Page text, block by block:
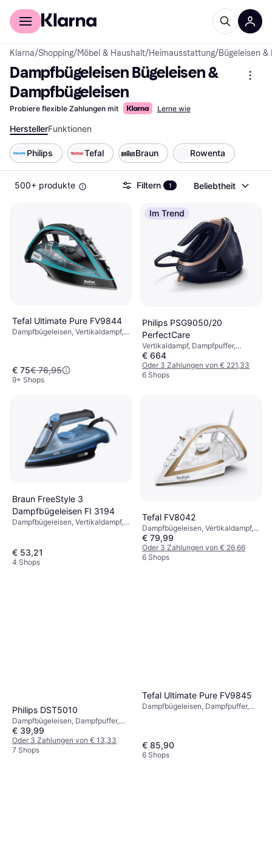
Für Shopper
Klarna/Shopping/Möbel & Haushalt/Heimausstattung/Bügeleisen
Dampfbügeleisen Bügeleisen &
Dampfbügeleisen
Probiere flexible Zahlungen mit Lerne wie
HerstellerFunktionen
Philips Tefal Braun Rowenta
500+ produkte Filtern 1 Beliebtheit
Tefal Ultimate Pure FV9844
Dampfbügeleisen, Vertikaldampf,
Dampfkapazität: 250g, 350 ml 15.1
cm 16.3 cm
€ 75€ 76,95
9+ Shops
Im Trend
Philips PSG9050/20
PerfectCare
Vertikaldampf, Dampfpuffer,
Abschaltautomatik
€ 664
Oder 3 Zahlungen von € 221,33
6 Shops
Braun FreeStyle 3
Dampfbügeleisen FI 3194
Dampfbügeleisen, Vertikaldampf,
Abschaltautomatik, 2400 W,
Dampfkapazität: 45g, 270 ml 32.2
€ 53,21
4 Shops
Tefal FV8042
Dampfbügeleisen, Vertikaldampf,
Dampfpuffer, Sprüher,
Abschaltautomatik, 2900 W,
Dampfkapazität: 50g, 270 ml 13.5
€ 79,99
Oder 3 Zahlungen von € 26,66
6 Shops
Philips DST5010
Dampfbügeleisen, Dampfpuffer,
Sprüher, 2400 W, Dampfkapazität:
40g, 320 ml 31.2 cm 14.7 cm
€ 39,99
Oder 3 Zahlungen von € 13,33
7 Shops
Tefal Ultimate Pure FV9845
Dampfbügeleisen, Dampfpuffer,
cm 15 cm
€ 85,90
6 Shops